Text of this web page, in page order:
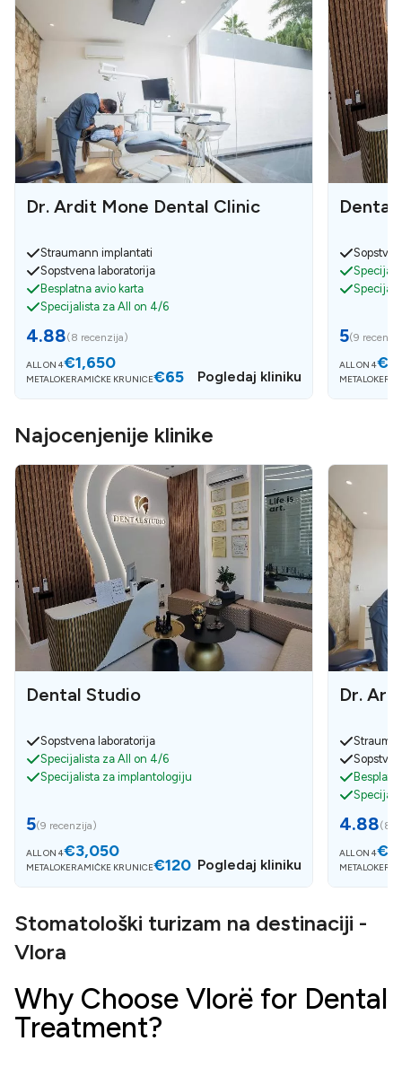
Dr. Ardit Mone Dental Clinic
Straumann implantati
Sopstvena laboratorija
Besplatna avio karta
Specijalista za All on 4/6
4.88(8 recenzija)
ALL ON 4€1,650
METALOKERAMIČKE KRUNICE€65 Pogledaj kliniku
Dental
5(9
ALL ON 4
Najocenjenije klinike
Dental Studio
Sopstvena laboratorija
Specijalista za All on 4/6
Specijalista za implantologiju
5(9 recenzija)
ALL ON 4€3,050
METALOKERAMIČKE KRUNICE€120 Pogledaj kliniku
Dr.
4.88(8
ALL ON 4
Stomatološki turizam na destinaciji -
Vlora
Why Choose Vlorë for Dental
Treatment?